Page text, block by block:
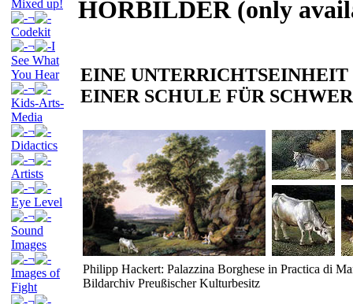
Mixed up!
¬
Codekit
¬
I
See What
You Hear
¬
Kids-Arts-
Media
¬
Didactics
¬
Artists
¬
Eye Level
¬
Sound
Images
¬
Images of
Fight
¬
HÖRBILDER (only
EINE UNTERRICHTSEINHEIT
EINER SCHULE FÜR
Philipp Hackert: Palazzina Borghese in Practica di
Bildarchiv Preußischer Kulturbesitz